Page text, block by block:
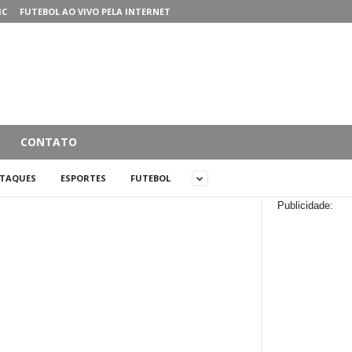
FUTEBOL AO VIVO PELA INTERNET
CONTATO
ESPORTES FUTEBOL
Publicidade: